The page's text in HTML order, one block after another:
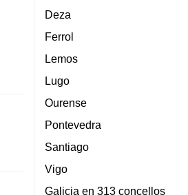
Deza
Ferrol
Lemos
Lugo
Ourense
Pontevedra
Santiago
Vigo
Galicia en 313 concellos